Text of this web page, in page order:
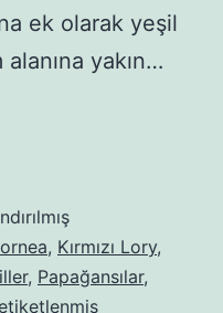
ek olarak yeşil
yakın…
, Kırmızı Lory,
, Papağansılar,